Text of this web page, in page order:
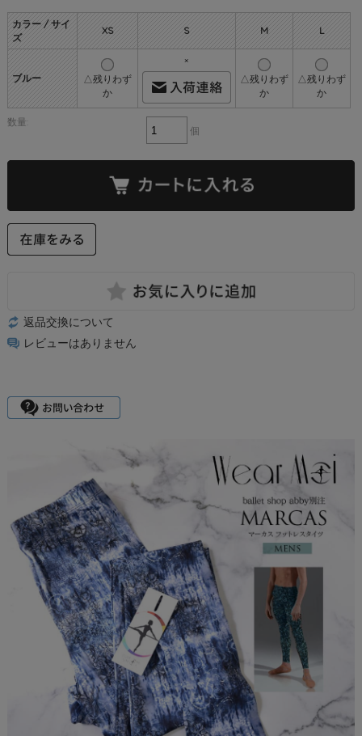
カラー / サイ
ズ
XS S M L
ブルー
△残りわず
か
×
△残りわず
か
△残りわず
か
数量:
個
返品交換について
レビューはありません